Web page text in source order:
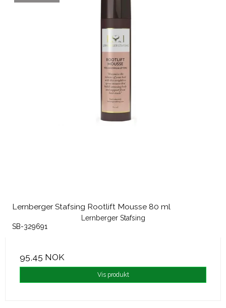
Lernberger Stafsing Rootlift Mousse 80 ml
Lernberger Stafsing
SB-329691
95,45 NOK
Vis produkt